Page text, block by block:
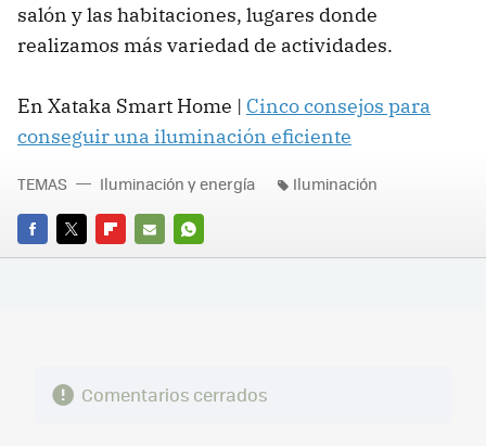
salón y las habitaciones, lugares donde
realizamos más variedad de actividades.
En Xataka Smart Home | Cinco consejos para
conseguir una iluminación eficiente
FACEBOOK
TWITTERFLIPBOARD
E-
WHATSAPP
TEMAS Iluminación y energía Iluminación
Comentarios cerrados